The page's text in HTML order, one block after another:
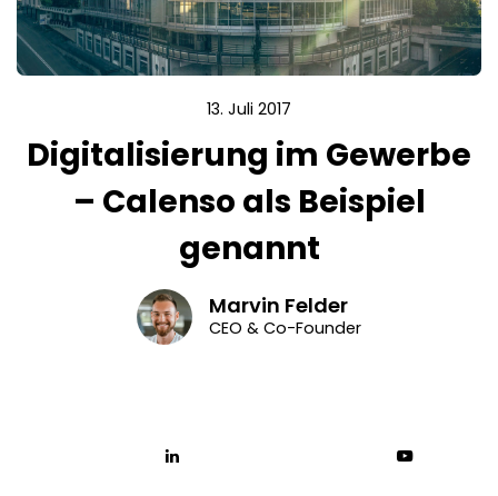
13. Juli 2017
Digitalisierung im Gewerbe
– Calenso als Beispiel
genannt
Marvin Felder
CEO & Co-Founder